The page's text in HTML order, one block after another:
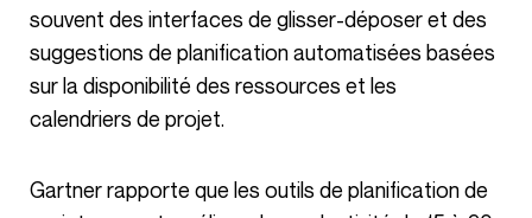
souvent des interfaces de glisser-déposer et des
suggestions de planification automatisées basées
sur la disponibilité des ressources et les
calendriers de projet.
Gartner rapporte que les outils de planification de